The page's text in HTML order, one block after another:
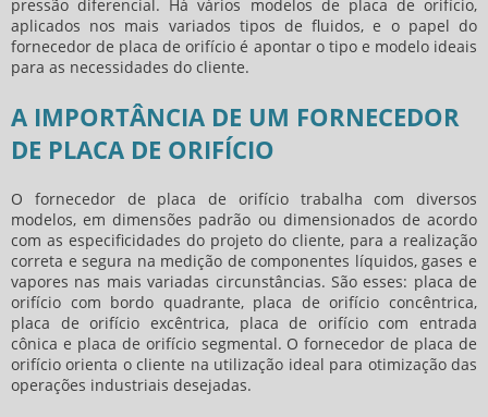
pressão diferencial. Há vários modelos de placa de orifício,
aplicados nos mais variados tipos de fluidos, e o papel do
fornecedor de placa de orifício é apontar o tipo e modelo ideais
para as necessidades do cliente.
A IMPORTÂNCIA DE UM FORNECEDOR
DE PLACA DE ORIFÍCIO
O fornecedor de placa de orifíciotrabalha com diversos
modelos, em dimensões padrão ou dimensionados de acordo
com as especificidades do projeto do cliente, para a realização
correta e segura na medição de componentes líquidos, gases e
vapores nas mais variadas circunstâncias. São esses: placa de
orifício com bordo quadrante, placa de orifício concêntrica,
placa de orifício excêntrica, placa de orifício com entrada
cônica e placa de orifício segmental. Ofornecedor de placa de
orifício orienta o cliente na utilização ideal para otimização das
operações industriais desejadas.